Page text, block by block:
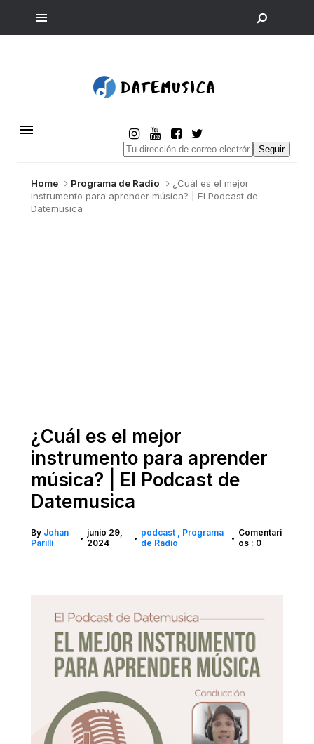
Seguir
Home Programa de Radio
¿Cuál es el mejor
instrumento para aprender música? | El Podcast de
Datemusica
¿Cuál es el mejor
instrumento para aprender
música? | El Podcast de
Datemusica
By Johan
Parilli
• junio 29,
2024
• podcast
Programa
de Radio
• Comentari
os : 0